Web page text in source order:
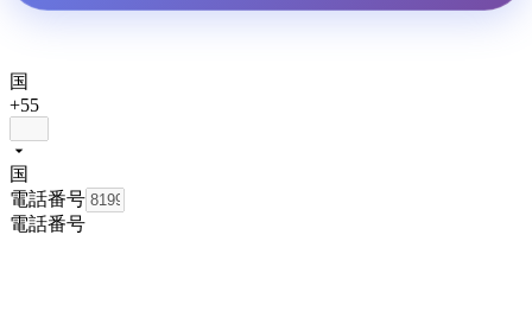
国
+55
国
電話番号
電話番号